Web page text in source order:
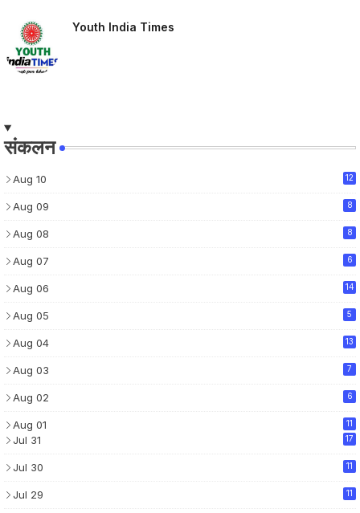
Youth India Times
संकलन
Aug 10 12
Aug 09 8
Aug 08 8
Aug 07 6
Aug 06 14
Aug 05 5
Aug 04 13
Aug 03 7
Aug 02 6
Aug 01 11
Jul 31 17
Jul 30 11
Jul 29 11